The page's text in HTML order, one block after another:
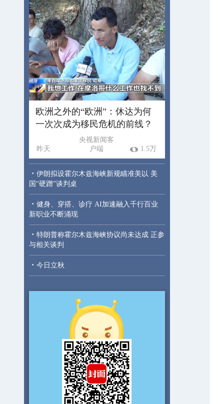
欧洲之外的“欧洲”：休达为何
一次次成为移民危机的前线？
昨天
央视新闻客
户端
1.5万
· 伊朗拟设霍尔木兹海峡新规瞄准美以 美
国“硬蹭”谈判桌
· 健身、穿搭、诊疗 AI加速融入千行百业
新职业不断涌现
· 特朗普称霍尔木兹海峡协议尚未达成 正参
与相关谈判
· 今日立秋